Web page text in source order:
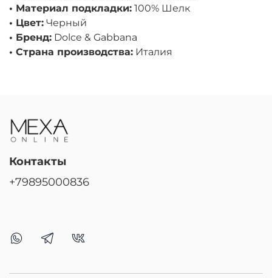
• Материал подкладки: 100% Шелк
• Цвет: Черный
• Бренд: Dolce & Gabbana
• Страна производства: Италия
Контакты
+79895000836